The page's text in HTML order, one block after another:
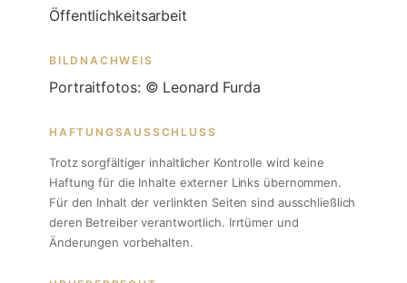
Öffentlichkeitsarbeit
BILDNACHWEIS
Portraitfotos: © Leonard Furda
HAFTUNGSAUSSCHLUSS
Trotz sorgfältiger inhaltlicher Kontrolle wird keine
Haftung für die Inhalte externer Links übernommen.
Für den Inhalt der verlinkten Seiten sind ausschließlich
deren Betreiber verantwortlich. Irrtümer und
Änderungen vorbehalten.